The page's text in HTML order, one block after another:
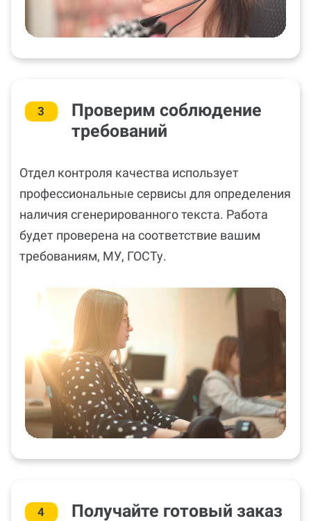
3
Проверим соблюдение
требований
Отдел контроля качества использует
профессиональные сервисы для определения
наличия сгенерированного текста. Работа
будет проверена на соответствие вашим
требованиям, МУ, ГОСТу.
4 Получайте готовый заказ